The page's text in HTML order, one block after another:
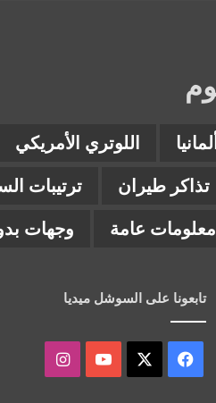
اللوتري الأمريكي
تذاكر طيران ترتيبات
معلومات عامة وجهات
تابعونا على السوشل ميديا
فيسبوك ‫YouTubeانستقرام